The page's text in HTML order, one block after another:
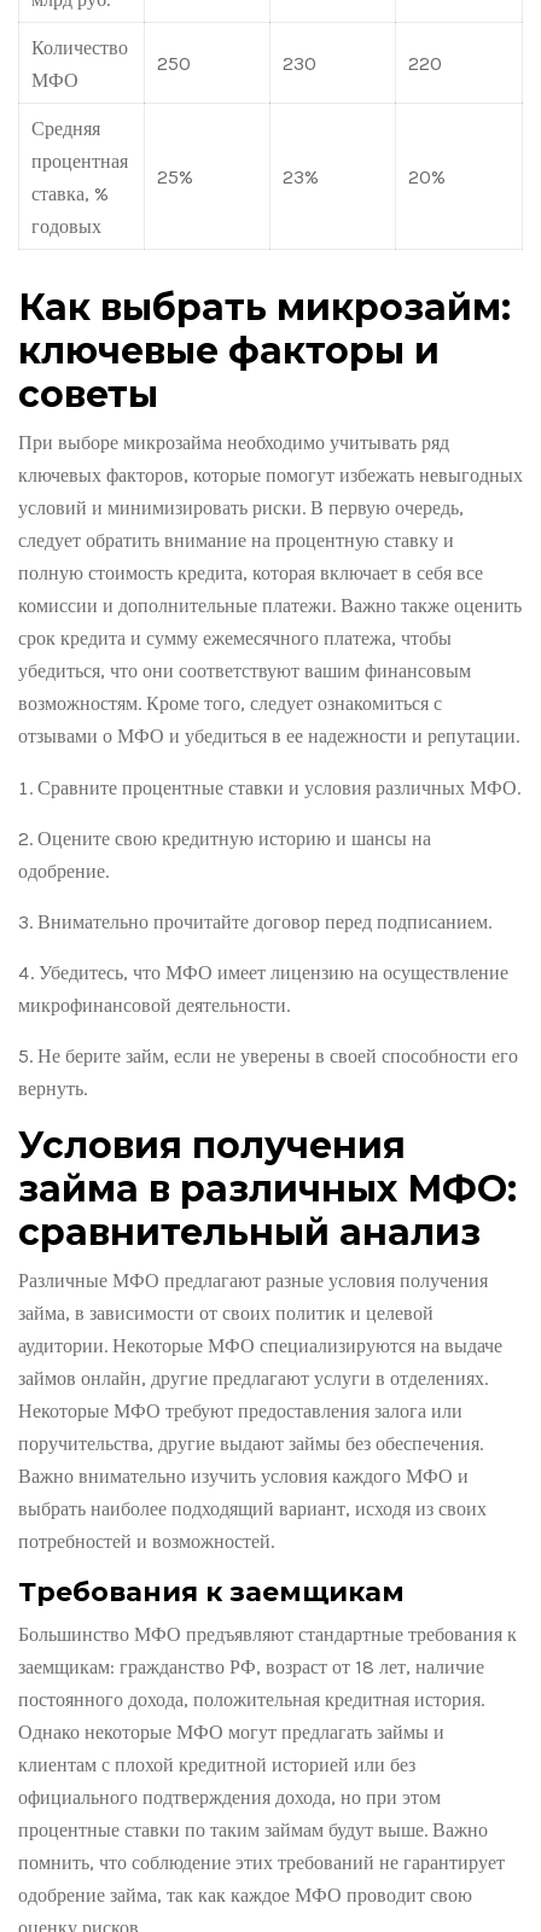
Количество
МФО
250 230 220
Средняя
процентная
ставка, %
годовых
25% 23% 20%
Как выбрать микрозайм:
ключевые факторы и
советы
При выборе микрозайма необходимо учитывать ряд
ключевых факторов, которые помогут избежать невыгодных
условий и минимизировать риски. В первую очередь,
следует обратить внимание на процентную ставку и
полную стоимость кредита, которая включает в себя все
комиссии и дополнительные платежи. Важно также оценить
срок кредита и сумму ежемесячного платежа, чтобы
убедиться, что они соответствуют вашим финансовым
возможностям. Кроме того, следует ознакомиться с
отзывами о МФО и убедиться в ее надежности и репутации.
Сравните процентные ставки и условия различных МФО.
Оцените свою кредитную историю и шансы на
одобрение.
Внимательно прочитайте договор перед подписанием.
Убедитесь, что МФО имеет лицензию на осуществление
микрофинансовой деятельности.
Не берите займ, если не уверены в своей способности его
вернуть.
Условия получения
займа в различных МФО:
сравнительный анализ
Различные МФО предлагают разные условия получения
займа, в зависимости от своих политик и целевой
аудитории. Некоторые МФО специализируются на выдаче
займов онлайн, другие предлагают услуги в отделениях.
Некоторые МФО требуют предоставления залога или
поручительства, другие выдают займы без обеспечения.
Важно внимательно изучить условия каждого МФО и
выбрать наиболее подходящий вариант, исходя из своих
потребностей и возможностей.
Требования к заемщикам
Большинство МФО предъявляют стандартные требования к
заемщикам: гражданство РФ, возраст от 18 лет, наличие
постоянного дохода, положительная кредитная история.
Однако некоторые МФО могут предлагать займы и
клиентам с плохой кредитной историей или без
официального подтверждения дохода, но при этом
процентные ставки по таким займам будут выше. Важно
помнить, что соблюдение этих требований не гарантирует
одобрение займа, так как каждое МФО проводит свою